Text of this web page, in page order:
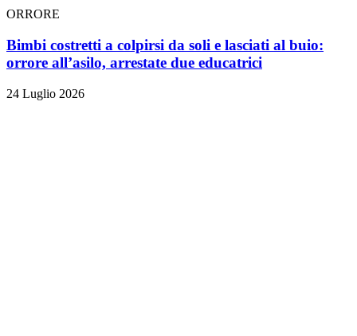
ORRORE
Bimbi costretti a colpirsi da soli e lasciati al buio:
orrore all’asilo, arrestate due educatrici
24 Luglio 2026